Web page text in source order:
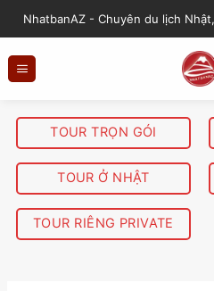
NhatbanAZ - Chuyên du lịch
TOUR TRỌN GÓI
TOUR Ở NHẬT
TOUR RIÊNG PRIVATE